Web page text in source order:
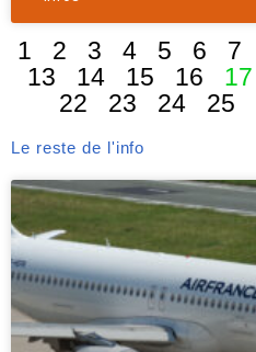
1 2 3 4 5 6 7
13
14 15 16 17
22
23 24 25
Le reste de l'info